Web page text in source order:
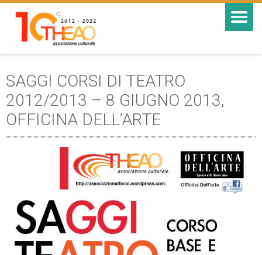
SAGGI CORSI DI TEATRO
2012/2013 – 8 GIUGNO 2013,
OFFICINA DELL’ARTE